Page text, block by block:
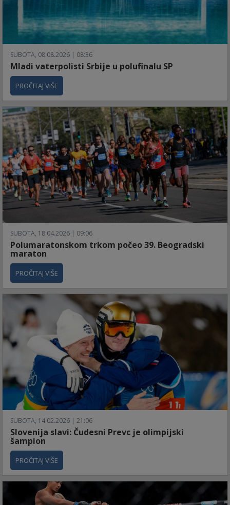
SUBOTA, 08.08.2026 | 08:36
Mladi vaterpolisti Srbije u polufinalu SP
PROČITAJ VIŠE
SUBOTA, 18.04.2026 | 09:06
Polumaratonskom trkom počeo 39. Beogradski
maraton
PROČITAJ VIŠE
SUBOTA, 14.02.2026 | 21:06
Slovenija slavi: Čudesni Prevc je olimpijski
šampion
PROČITAJ VIŠE